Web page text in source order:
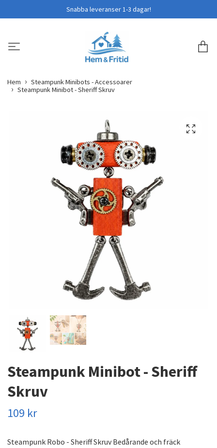
Snabba leveranser 1-3 dagar!
Hem
Steampunk Minibots - Accessoarer
Steampunk Minibot - Sheriff Skruv
Steampunk Minibot - Sheriff
Skruv
109 kr
Steampunk Robo - Sheriff Skruv Bedårande och fräck